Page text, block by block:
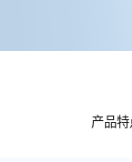
产品特